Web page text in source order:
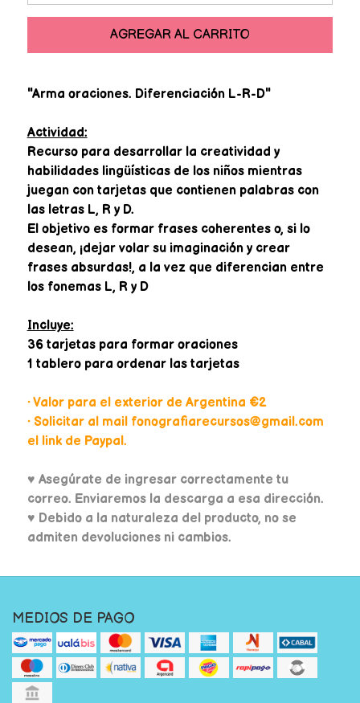
AGREGAR AL CARRITO
"Arma oraciones. Diferenciación L-R-D"
Actividad:
Recurso para desarrollar la creatividad y
habilidades lingüísticas de los niños mientras
juegan con tarjetas que contienen palabras con
las letras L, R y D.
El objetivo es formar frases coherentes o, si lo
desean, ¡dejar volar su imaginación y crear
frases absurdas!, a la vez que diferencian entre
los fonemas L, R y D
Incluye:
36 tarjetas para formar oraciones
1 tablero para ordenar las tarjetas
• Valor para el exterior de Argentina €2
• Solicitar al mail fonografiarecursos@gmail.com
el link de Paypal.
♥ Asegúrate de ingresar correctamente tu
correo. Enviaremos la descarga a esa dirección.
♥ Debido a la naturaleza del producto, no se
admiten devoluciones ni cambios.
MEDIOS DE PAGO